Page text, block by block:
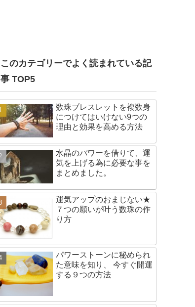
このカテゴリーでよく読まれている記
事 TOP5
数珠ブレスレットを複数身
につけてはいけない9つの
理由と効果を高める方法
水晶のパワーを借りて、運
気を上げる為に必要な事を
まとめました。
運気アップのおまじない★
７つの願いが叶う数珠の作
り方
パワーストーンに秘められ
た意味を知り、 今すぐ開運
する９つの方法